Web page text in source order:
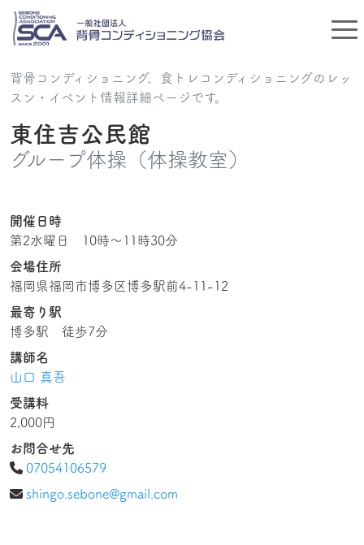
背骨コンディショニング、食トレコンディショニングのレッ
スン・イベント情報詳細ページです。
東住吉公民館
グループ体操（体操教室）
開催日時
第2水曜日 10時〜11時30分
会場住所
福岡県福岡市博多区博多駅前4-11-12
最寄り駅
博多駅 徒歩7分
講師名
山口 真吾
受講料
2,000円
お問合せ先
07054106579
shingo.sebone@gmail.com